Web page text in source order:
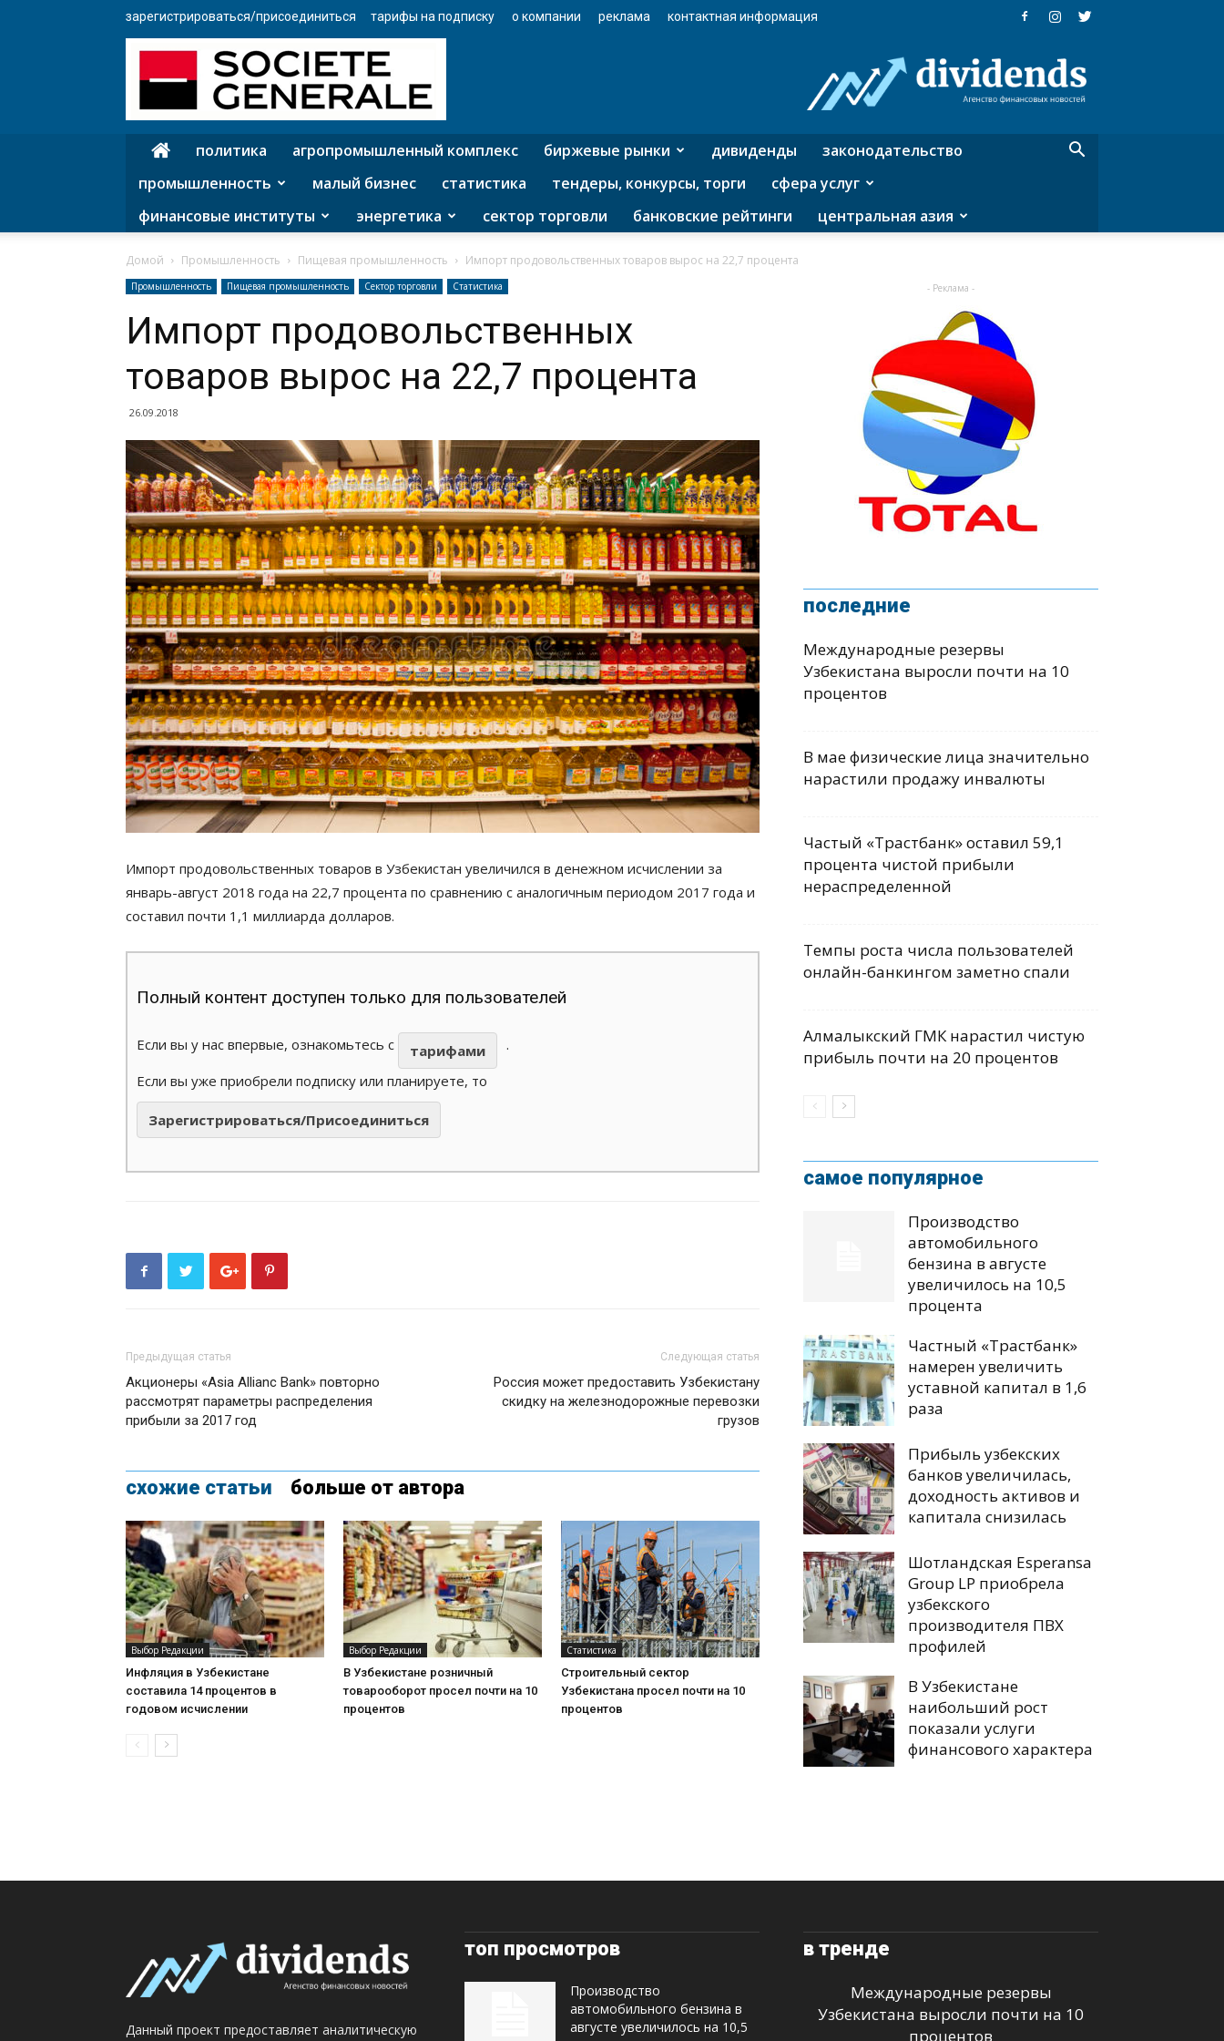
зарегистрироваться/присоединиться тарифы на подписку о компании реклама контактная информация
агентство
финансовых
политика агропромышленный комплекс биржевые рынки дивиденды
законодательство
промышленность
малый бизнес статистика тендеры, конкурсы, торги
сфера услуг
финансовые институты
энергетика сектор торговли банковские рейтинги центральная азия
Домой Промышленность Пищевая промышленность Импорт продовольственных товаров вырос на 22,7 процента
Промышленность Пищевая промышленность Сектор торговли Статистика
Импорт продовольственных
товаров вырос на 22,7 процента
26.09.2018
Импорт продовольственных товаров в Узбекистан увеличился в денежном исчислении за
январь-август 2018 года на 22,7 процента по сравнению с аналогичным периодом 2017 года и
составил почти 1,1 миллиарда долларов.
Полный контент доступен только для пользователей
Если вы у нас впервые, ознакомьтесь с тарифами
.
Если вы уже приобрели подписку или планируете, то
Зарегистрироваться/Присоединиться
Предыдущая статья
Акционеры «Asia Allianc Bank» повторно
рассмотрят параметры распределения
прибыли за 2017 год
Следующая статья
Россия может предоставить Узбекистану
скидку на железнодорожные перевозки
грузов
схожие статьи больше от автора
Выбор Редакции
Инфляция в Узбекистане
составила 14 процентов в
годовом исчислении
Выбор Редакции
В Узбекистане розничный
товарооборот просел почти на 10
процентов
Статистика
Строительный сектор
Узбекистана просел почти на 10
процентов
- Реклама -
последние
Международные резервы
Узбекистана выросли почти на 10
процентов
В мае физические лица значительно
нарастили продажу инвалюты
Частый «Трастбанк» оставил 59,1
процента чистой прибыли
нераспределенной
Темпы роста числа пользователей
онлайн-банкингом заметно спали
Алмалыкский ГМК нарастил чистую
прибыль почти на 20 процентов
самое популярное
Производство
автомобильного
бензина в августе
увеличилось на 10,5
процента
Частный «Трастбанк»
намерен увеличить
уставной капитал в 1,6
раза
Прибыль узбекских
банков увеличилась,
доходность активов и
капитала снизилась
Шотландская Esperansa
Group LP приобрела
узбекского
производителя ПВХ
профилей
В Узбекистане
наибольший рост
показали услуги
финансового характера
Данный проект предоставляет аналитическую
топ просмотров
Производство
автомобильного бензина в
августе увеличилось на 10,5
в тренде
Международные резервы
Узбекистана выросли почти на 10
процентов